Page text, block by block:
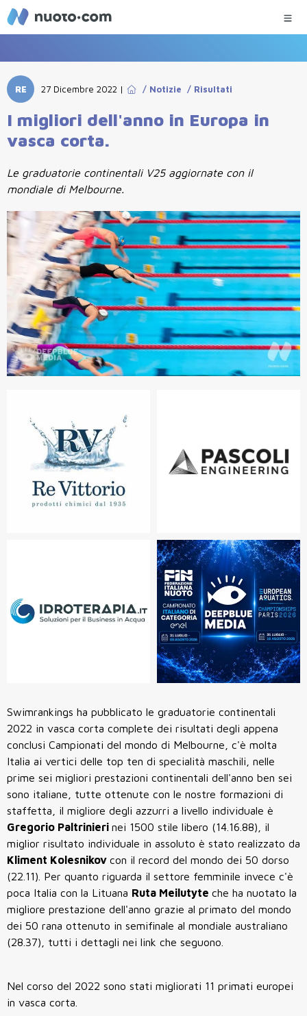
RE 27 Dicembre 2022 | / Notizie / Risultati
I migliori dell'anno in Europa in
vasca corta.
Le graduatorie continentali V25 aggiornate con il
mondiale di Melbourne.
Swimrankings ha pubblicato le graduatorie continentali
2022 in vasca corta complete dei risultati degli appena
conclusi Campionati del mondo di Melbourne, c'è molta
Italia ai vertici delle top ten di specialità maschili, nelle
prime sei migliori prestazioni continentali dell'anno ben sei
sono italiane, tutte ottenute con le nostre formazioni di
staffetta, il migliore degli azzurri a livello individuale è
Gregorio Paltrinieri nei 1500 stile libero (14.16.88), il
miglior risultato individuale in assoluto è stato realizzato da
Kliment Kolesnikov con il record del mondo dei 50 dorso
(22.11). Per quanto riguarda il settore femminile invece c'è
poca Italia con la Lituana Ruta Meilutyte che ha nuotato la
migliore prestazione dell'anno grazie al primato del mondo
dei 50 rana ottenuto in semifinale al mondiale australiano
(28.37), tutti i dettagli nei link che seguono.
Nel corso del 2022 sono stati migliorati 11 primati europei
in vasca corta.